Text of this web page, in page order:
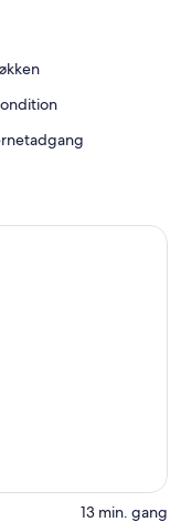
‪13 min. gang‬